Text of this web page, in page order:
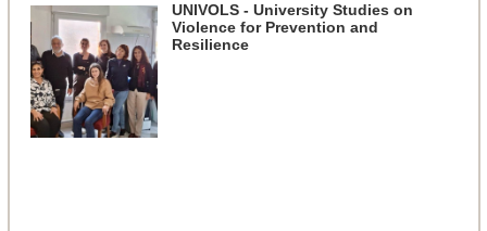
UNIVOLS - University Studies on
Violence for Prevention and
Resilience